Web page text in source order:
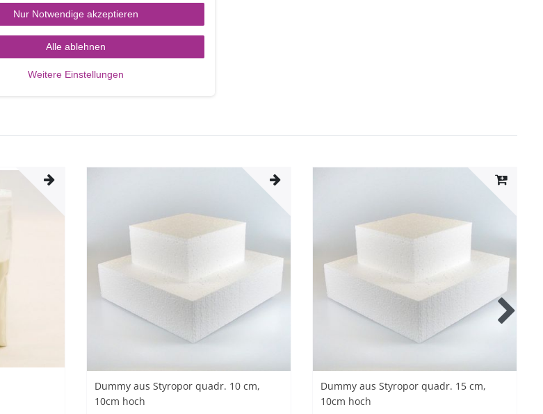
Dummy aus Styropor quadr. 10 cm,
10cm hoch
Dummy aus Styropor quadr. 15 cm,
10cm hoch
Nur Notwendige akzeptieren
Alle ablehnen
Weitere Einstellungen